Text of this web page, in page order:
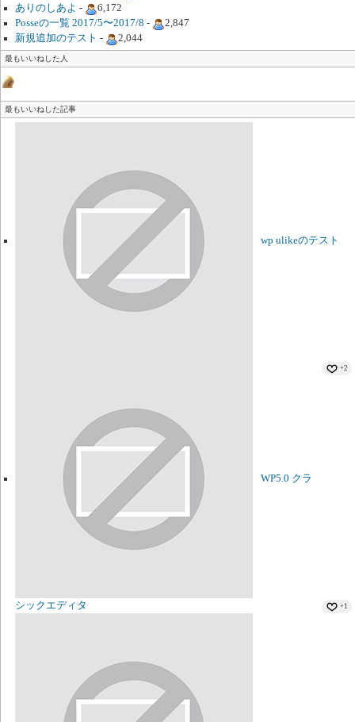
ありのしあよ -
6,172
Posseの一覧 2017/5〜2017/8 -
2,847
新規追加のテスト - 2,044
最もいいねした人
最もいいねした記事
wp ulikeのテスト
+2
WP5.0 クラ
シックエディタ +1